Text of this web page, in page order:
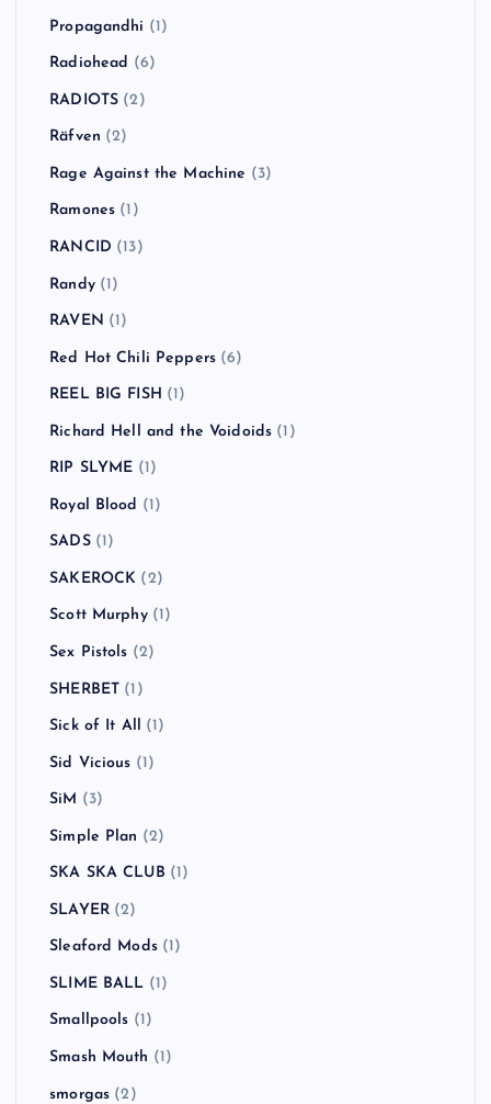
Propagandhi (1)
Radiohead (6)
RADIOTS (2)
Räfven (2)
Rage Against the Machine (3)
Ramones (1)
RANCID (13)
Randy(1)
RAVEN (1)
Red Hot Chili Peppers (6)
REEL BIG FISH (1)
Richard Hell and the Voidoids (1)
RIP SLYME (1)
Royal Blood (1)
SADS(1)
SAKEROCK (2)
Scott Murphy(1)
Sex Pistols (2)
SHERBET (1)
Sick of It All (1)
Sid Vicious (1)
SiM (3)
Simple Plan (2)
SKA SKA CLUB (1)
SLAYER(2)
Sleaford Mods(1)
SLIME BALL (1)
Smallpools (1)
Smash Mouth (1)
smorgas (2)